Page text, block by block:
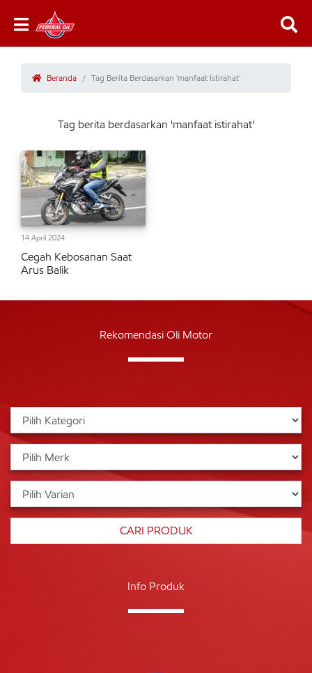
Beranda Tag Berita Berdasarkan 'manfaat Istirahat'
Tag berita berdasarkan 'manfaat istirahat'
14 April 2024
Cegah Kebosanan Saat
Arus Balik
Rekomendasi Oli Motor
Info Produk